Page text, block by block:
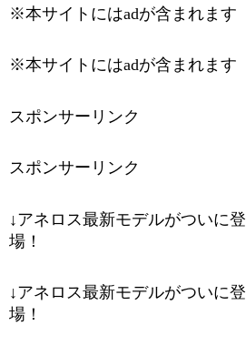
※本サイトにはadが含まれます
※本サイトにはadが含まれます
スポンサーリンク
スポンサーリンク
↓アネロス最新モデルがついに登
場！
↓アネロス最新モデルがついに登
場！